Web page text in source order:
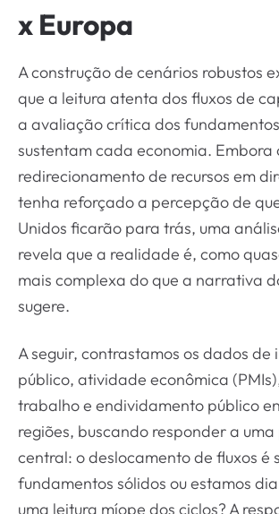
x Europa
A construção de cenários robustos
que a leitura atenta dos fluxos de
a avaliação crítica dos
sustentam cada economia. Embora
redirecionamento de recursos em
tenha reforçado a percepção de
Unidos ficarão para trás, uma
revela que a realidade é, como
mais complexa do que a narrativa
sugere.
A seguir, contrastamos os dados de
público, atividade econômica
trabalho e endividamento público
regiões, buscando responder a
central: o deslocamento de fluxos é
fundamentos sólidos ou estamos
uma leitura míope dos ciclos? A